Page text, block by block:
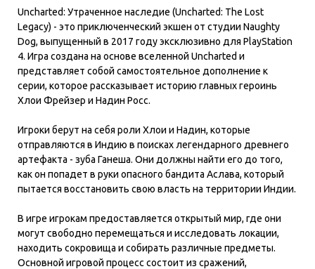
Uncharted: Утраченное наследие (Uncharted: The Lost
Legacy) - это приключенческий экшен от студии Naughty
Dog, выпущенный в 2017 году эксклюзивно для PlayStation
4. Игра создана на основе вселенной Uncharted и
представляет собой самостоятельное дополнение к
серии, которое рассказывает историю главных героинь
Хлои Фрейзер и Надин Росс.
Игроки берут на себя роли Хлои и Надин, которые
отправляются в Индию в поисках легендарного древнего
артефакта - зуба Ганеша. Они должны найти его до того,
как он попадет в руки опасного бандита Аслава, который
пытается восстановить свою власть на территории Индии.
В игре игрокам предоставляется открытый мир, где они
могут свободно перемещаться и исследовать локации,
находить сокровища и собирать различные предметы.
Основной игровой процесс состоит из сражений,